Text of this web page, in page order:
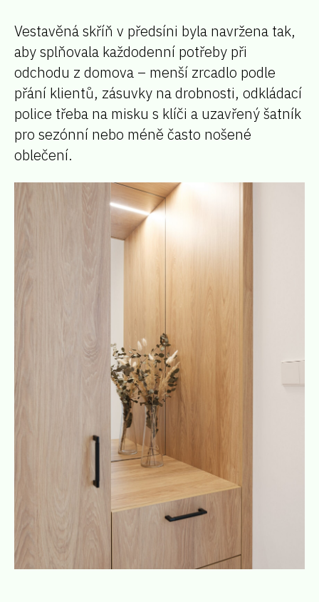
Vestavěná skříň v předsíni byla navržena tak,
aby splňovala každodenní potřeby při
odchodu z domova – menší zrcadlo podle
přání klientů, zásuvky na drobnosti, odkládací
police třeba na misku s klíči a uzavřený šatník
pro sezónní nebo méně často nošené
oblečení.